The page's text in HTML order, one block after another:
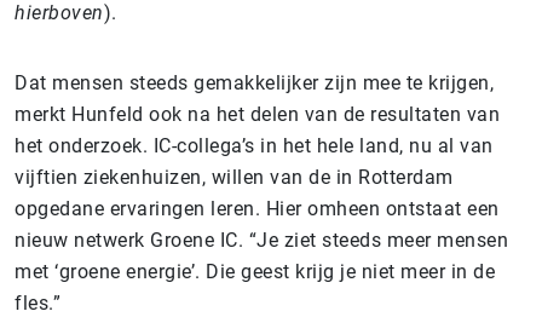
hierboven).
Dat mensen steeds gemakkelijker zijn mee te krijgen,
merkt Hunfeld ook na het delen van de resultaten van
het onderzoek. IC-collega’s in het hele land, nu al van
vijftien ziekenhuizen, willen van de in Rotterdam
opgedane ervaringen leren. Hier omheen ontstaat een
nieuw netwerk Groene IC. “Je ziet steeds meer mensen
met ‘groene energie’. Die geest krijg je niet meer in de
fles.”